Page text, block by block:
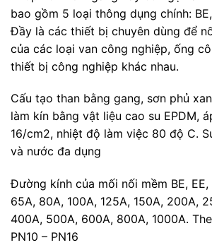
bao gồm 5 loại thông dụng chính: BE,
Đầy là các thiết bị chuyên dùng để
của các loại van công nghiệp, ống
thiết bị công nghiệp khác nhau.
Cấu tạo than bằng gang, sơn phủ
làm kín bằng vật liệu cao su EPDM,
16/cm2, nhiệt độ làm việc 80 độ C.
và nước đa dụng
Đường kính của mối nối mềm BE, EE,
65A, 80A, 100A, 125A, 150A, 200A,
400A, 500A, 600A, 800A, 1000A.
PN10 – PN16